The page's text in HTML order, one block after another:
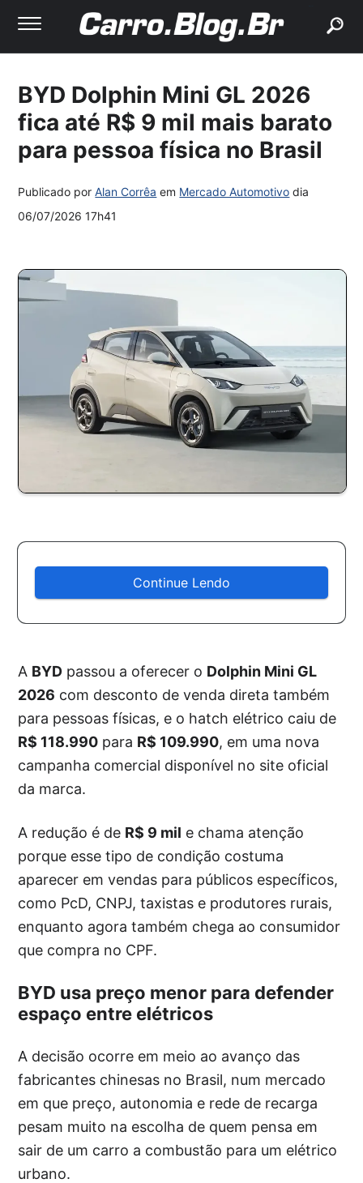
BYD Dolphin Mini GL 2026
fica até R$ 9 mil mais barato
para pessoa física no Brasil
Publicado porAlan Corrêa em Mercado Automotivo dia
06/07/2026 17h41
Continue Lendo
A BYD passou a oferecer o Dolphin Mini GL
2026 com desconto de venda direta também
para pessoas físicas, e o hatch elétrico caiu de
R$ 118.990 para R$ 109.990, em uma nova
campanha comercial disponível no site oficial
da marca.
A redução é de R$ 9 mil e chama atenção
porque esse tipo de condição costuma
aparecer em vendas para públicos específicos,
como PcD, CNPJ, taxistas e produtores rurais,
enquanto agora também chega ao consumidor
que compra no CPF.
BYD usa preço menor para defender
espaço entre elétricos
A decisão ocorre em meio ao avanço das
fabricantes chinesas no Brasil, num mercado
em que preço, autonomia e rede de recarga
pesam muito na escolha de quem pensa em
sair de um carro a combustão para um elétrico
urbano.